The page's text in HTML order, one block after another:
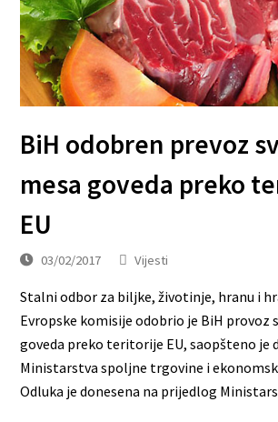
BiH odobren prevoz
mesa goveda preko
EU
03/02/2017 Vijesti
Stalni odbor za biljke, životinje, hranu i
Evropske komisije odobrio je BiH provoz
goveda preko teritorije EU, saopšteno je
Ministarstva spoljne trgovine i
Odluka je donesena na prijedlog